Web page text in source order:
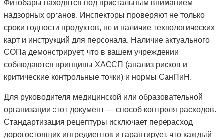
Фитобары находятся под пристальным вниманием
надзорных органов. Инспекторы проверяют не только
сроки годности продуктов, но и наличие технологических
карт и инструкций для персонала. Наличие актуального
СОПа демонстрирует, что в вашем учреждении
соблюдаются принципы ХАССП (анализ рисков и
критические контрольные точки) и нормы СанПиН.
Для руководителя медицинской или образовательной
организации этот документ — способ контроля расходов.
Стандартизация рецептуры исключает перерасход
дорогостоящих ингредиентов и гарантирует, что каждый